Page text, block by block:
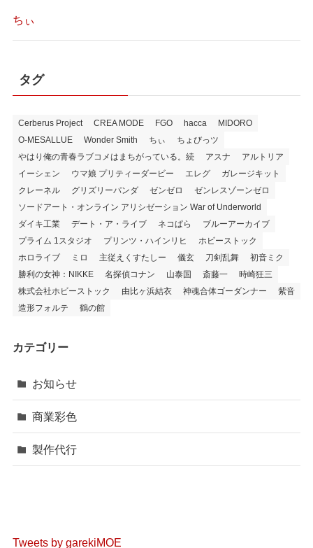
ちぃ
タグ
Cerberus Project CREA MODE FGO hacca
MIDORO
O-MESALLUE
Wonder Smith ちぃ
ちょびっツ
やはり俺の青春ラブコメはまちがっている。続
アスナ
アルトリア
イーシェン
ウマ娘 プリティーダービー エレグ
ガレージキット
クレーネル
グリズリーパンダ ゼンゼロ
ゼンレスゾーンゼロ
ソードアート・オンライン アリシゼーション War of Underworld
ダイキ工業
デート・ア・ライブ ネコぱら
ブルーアーカイブ
プライム 1スタジオ
プリンツ・ハインリヒ
ホビーストック
ホロライブ
ミロ 主従えくすたしー 儀玄 刀剣乱舞
初音ミク
勝利の女神：NIKKE
名探偵コナン 山泰国 斎藤一
時崎狂三
株式会社ホビーストック
由比ヶ浜結衣 神魂合体ゴーダンナー
紫音
造形フォルテ
鶴の館
カテゴリー
お知らせ
商業彩色
製作代行
Tweets by garekiMOE